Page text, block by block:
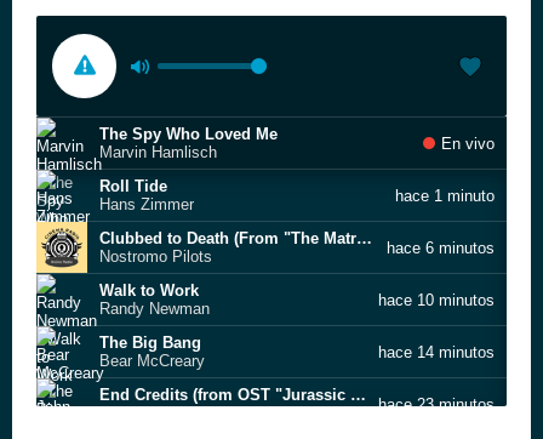
The Spy Who Loved Me
Marvin Hamlisch
En vivo
Roll Tide
Hans Zimmer
hace 1 minuto
Clubbed to Death (From "The Matrix ")
Nostromo Pilots
hace 6 minutos
Walk to Work
Randy Newman
hace 10 minutos
The Big Bang
Bear McCreary
hace 14 minutos
End Credits (from OST "Jurassic Park")
hace 23 minutos